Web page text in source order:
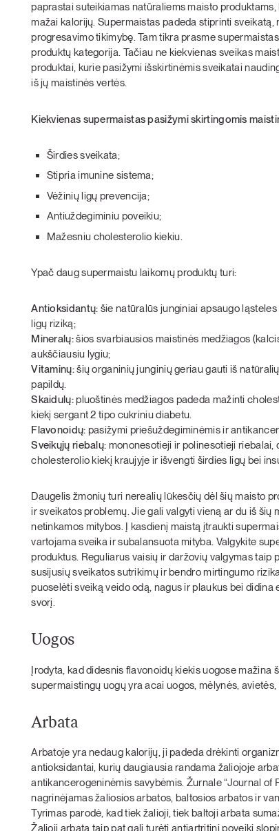
paprastai suteikiamas natūraliems maisto
mažai kalorijų. Supermaistas padeda stiprinti
progresavimo tikimybę. Tam tikra prasme
produktų kategorija. Tačiau ne kiekvienas sveikas
produktai, kurie pasižymi išskirtinėmis sveikatai
iš jų maistinės vertės.
Kiekvienas supermaistas pasižymi skirtingomis
Širdies sveikata;
Stipria imunine sistema;
Vėžinių ligų prevencija;
Antiuždegiminiu poveikiu;
Mažesniu cholesterolio kiekiu.
Ypač daug supermaistu laikomų produktų turi:
Antioksidantų: šie natūralūs junginiai apsaugo
ligų riziką;
Mineralų:šios svarbiausios maistinės medžiagos
aukščiausiu lygiu;
Vitaminų:šių organinių junginių geriau gauti iš
papildų.
Skaidulų:pluoštinės medžiagos padeda mažinti
kiekį sergant 2 tipo cukriniu diabetu.
Flavonoidų: pasižymi priešuždegiminėmis ir
Sveikųjų riebalų: mononesotieji ir polinesotieji
cholesterolio kiekį kraujyje ir išvengti širdies ligų bei
Daugelis žmonių turi nerealių lūkesčių dėl šių maisto
ir sveikatos problemų. Jie gali valgyti vieną ar du iš
netinkamos mitybos. Į kasdienį maistą įtraukti
vartojama sveika ir subalansuota mityba. Valgykite
produktus. Reguliarus vaisių ir daržovių valgymas taip
susijusių sveikatos sutrikimų ir bendro mirtingumo
puoselėti sveiką veido odą, nagus ir plaukus bei
svorį.
Uogos
Įrodyta, kad didesnis flavonoidų kiekis uogose
supermaistingų uogų yra acai uogos, mėlynės,
Arbata
Arbatoje yra nedaug kalorijų, ji padeda drėkinti
antioksidantai, kurių daugiausia randama žaliojoje
antikancerogeninėmis savybėmis. Žurnale “Journal
nagrinėjamas žaliosios arbatos, baltosios arbatos ir
Tyrimas parodė, kad tiek žalioji, tiek baltoji arbata
Žalioji arbata taip pat gali turėti antiartritinį poveikį